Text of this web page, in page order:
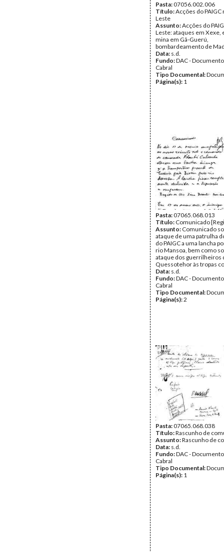
Pasta:07056.002.006
Título:Acções do PAIGC
Leste
Assunto:Acções do
Leste: ataques em Xexe,
mina em Gã-Guerú,
bombardeamento de
Data: s.d.
Fundo:DAC -
Cabral
Tipo Documental:
Página(s): 1
Pasta:07065.068.013
Título: Comunicado
Assunto: Comunicado
ataque de uma patrulha
do PAIGC a uma lancha
rio Mansoa, bem como
ataque dos guerrilheiros
Quessotehor às tropas
Data: s.d.
Fundo:DAC -
Cabral
Tipo Documental:
Página(s):2
Pasta:07065.068.038
Título:Rascunho de
Assunto:Rascunho de
Data: s.d.
Fundo:DAC -
Cabral
Tipo Documental:
Página(s): 1